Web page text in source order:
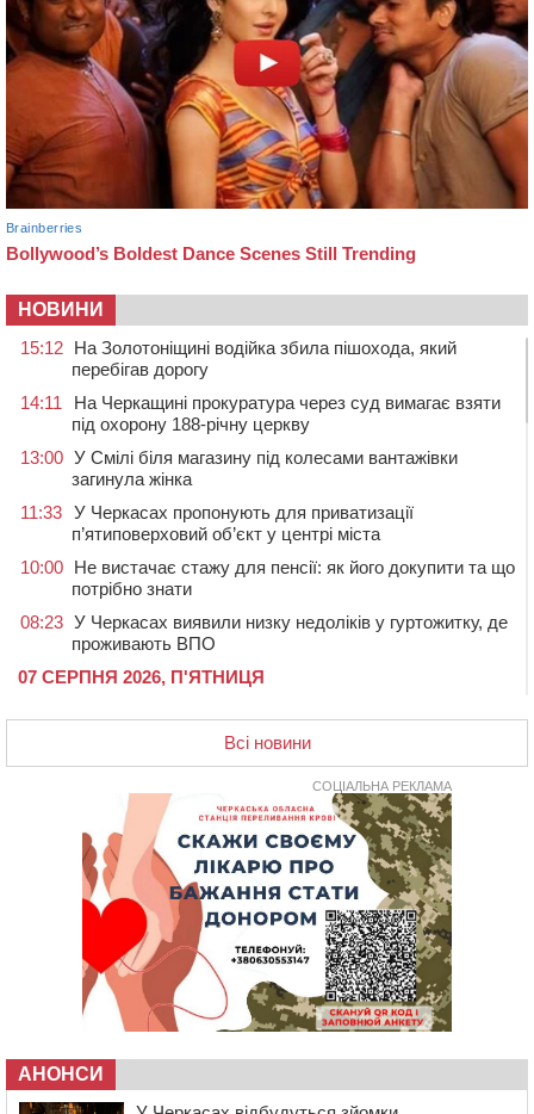
НОВИНИ
15:12 На Золотоніщині водійка збила пішохода, який
перебігав дорогу
14:11
На Черкащині прокуратура через суд вимагає взяти
під охорону 188-річну церкву
13:00 У Смілі біля магазину під колесами вантажівки
загинула жінка
11:33 У Черкасах пропонують для приватизації
п’ятиповерховий об’єкт у центрі міста
10:00 Не вистачає стажу для пенсії: як його докупити та що
потрібно знати
08:23 У Черкасах виявили низку недоліків у гуртожитку, де
проживають ВПО
07 СЕРПНЯ 2026, П'ЯТНИЦЯ
20:13 Черкаси виділять близько 20 млн грн на роботу
ліцею “Перспектива” до кінця року
На Уманщині суд припинив право оренди земельних
ділянок, незаконно переданих іноземцем
Вихователька з Черкас і дві педагогині з області
стали фіналістками Global Teacher Prize Ukraine 2026
Зарядка, йога, сапи та нові знайомства: у Черкасах
закрили сезон літнього табору для людей поважного
віку
“Це страшна несправедливість”: мати хворого на
СМА 13-річного хлопця із Драбівщини просить
ОВА виділити кошти на дороговартісні ліки
17:15 На Уманщині судитимуть колишню очільницю відділу
Всі новини
СОЦІАЛЬНА РЕКЛАМА
АНОНСИ